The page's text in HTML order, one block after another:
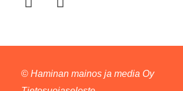
© Haminan mainos ja media Oy